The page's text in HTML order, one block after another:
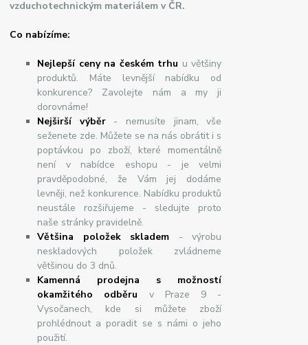
vzduchotechnickým materiálem v ČR.
Co nabízíme:
Nejlepší ceny na českém trhu u většiny
produktů. Máte levnější nabídku od
konkurence? Zavolejte nám a my ji
dorovnáme!
Nejširšívýběr- nemusíte jinam, vše
seženete zde. Můžete se na nás obrátit i s
poptávkou po zboží, které momentálně
není v nabídce eshopu - je velmi
pravděpodobné, že Vám jej dodáme
levněji, než konkurence. Nabídku produktů
neustále rozšiřujeme - sledujte proto
naše stránky pravidelně.
Většina položek skladem - výrobu
neskladových položek zvládneme
většinou do 3 dnů.
Kamenná prodejna s možností
okamžitého odběru v Praze 9 -
Vysočanech, kde si můžete zboží
prohlédnout a poradit se s námi o jeho
použití.